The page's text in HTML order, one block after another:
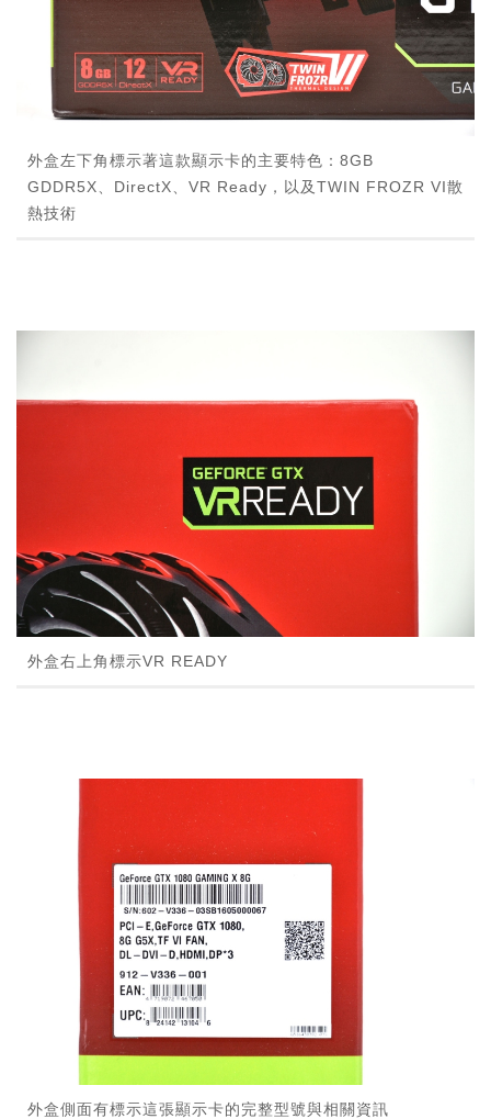
外盒左下角標示著這款顯示卡的主要特色：8GB
GDDR5X、DirectX、VR Ready，以及TWIN FROZR VI散
熱技術
外盒右上角標示VR READY
外盒側面有標示這張顯示卡的完整型號與相關資訊